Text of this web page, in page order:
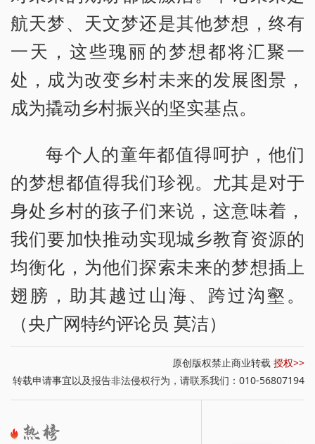
航天梦、天文梦还是其他梦想，终有
一天，这些瑰丽的梦想都将汇聚一
处，成为改变乡村未来的发展图景，
成为撬动乡村振兴的坚实基点。
每个人的童年都值得呵护，他们
的梦想都值得我们珍视。尤其是对于
身处乡村的孩子们来说，这意味着，
我们要加快推动实现城乡教育资源的
均衡化，为他们探索未来的梦想插上
翅膀，助其越过山海、跨过沟壑。
（央广网特约评论员 莫洁）
原创版权禁止商业转载 授权>>
转载申请事宜以及报告非法侵权行为，请联系我们：010-56807194